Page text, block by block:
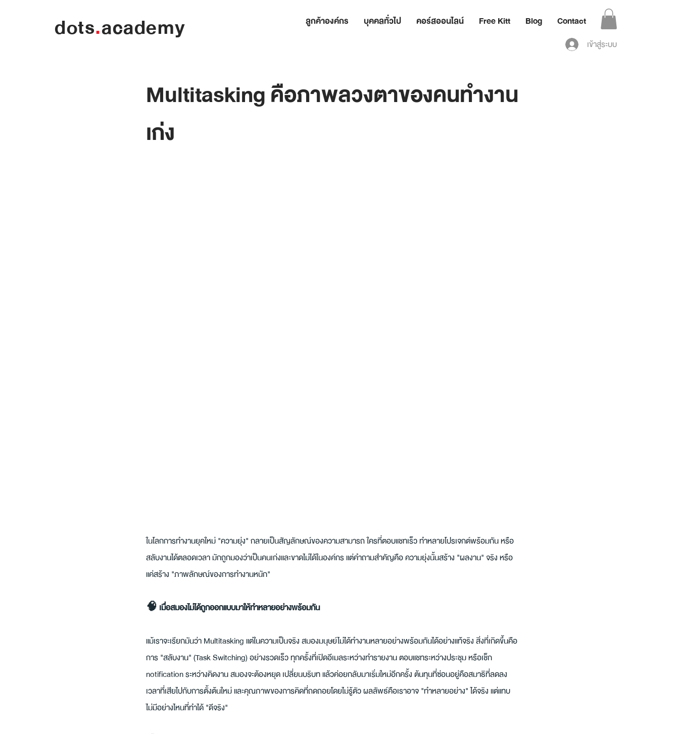
dots.academy ลูกค้าองค์กร บุคคลทั่วไป คอร์สออนไลน์ Free Kitt Blog Contact
เข้าสู่ระบบ
Multitasking คือภาพลวงตาของคนทำงาน
เก่ง
ในโลกการทำงานยุคใหม่ "ความยุ่ง" กลายเป็นสัญลักษณ์ของความสามารถ ใครที่ตอบแชทเร็ว ทำหลายโปรเจกต์พร้อมกัน หรือ
สลับงานได้ตลอดเวลา มักถูกมองว่าเป็นคนเก่งและขาดไม่ได้ในองค์กร แต่คำถามสำคัญคือ ความยุ่งนั้นสร้าง "ผลงาน" จริง หรือ
แค่สร้าง "ภาพลักษณ์ของการทำงานหนัก"
🧠 เมื่อสมองไม่ได้ถูกออกแบบมาให้ทำหลายอย่างพร้อมกัน
แม้เราจะเรียกมันว่า Multitasking แต่ในความเป็นจริง สมองมนุษย์ไม่ได้ทำงานหลายอย่างพร้อมกันได้อย่างแท้จริง สิ่งที่เกิดขึ้นคือ
การ "สลับงาน" (Task Switching) อย่างรวดเร็ว ทุกครั้งที่เปิดอีเมลระหว่างทำรายงาน ตอบแชทระหว่างประชุม หรือเช็ก
notification ระหว่างคิดงาน สมองจะต้องหยุด เปลี่ยนบริบท แล้วค่อยกลับมาเริ่มใหม่อีกครั้ง ต้นทุนที่ซ่อนอยู่คือสมาธิที่ลดลง
เวลาที่เสียไปกับการตั้งต้นใหม่ และคุณภาพของการคิดที่ถดถอยโดยไม่รู้ตัว ผลลัพธ์คือเราอาจ "ทำหลายอย่าง" ได้จริง แต่แทบ
ไม่มีอย่างไหนที่ทำได้ "ดีจริง"